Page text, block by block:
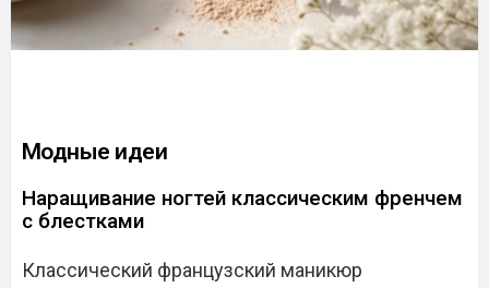
Модные идеи
Наращивание ногтей классическим френчем
с блестками
Классический французский маникюр